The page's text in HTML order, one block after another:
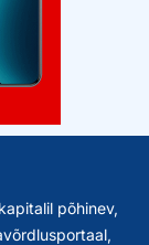
põhinev,